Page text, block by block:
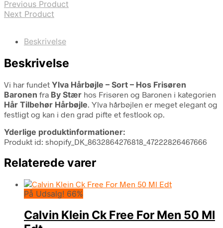
Previous Product
Next Product
Beskrivelse
Beskrivelse
Vi har fundet Ylva Hårbøjle – Sort – Hos Frisøren
Baronen fra By Stær hos Frisøren og Baronen i kategorien
Hår Tilbehør Hårbøjle. Ylva hårbøjlen er meget elegant og
festligt og kan i den grad pifte et festlook op.
Yderlige produktinformationer:
Produkt id: shopify_DK_8632864276818_47222826467666
Relaterede varer
På Udsalg! 66%
Calvin Klein Ck Free For Men 50 Ml